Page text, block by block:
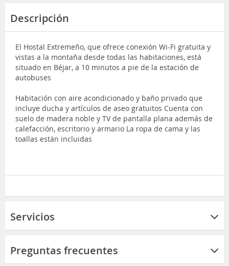
Descripción
El Hostal Extremeño, que ofrece conexión Wi-Fi gratuita y
vistas a la montaña desde todas las habitaciones, está
situado en Béjar, a 10 minutos a pie de la estación de
autobuses
Habitación con aire acondicionado y baño privado que
incluye ducha y artículos de aseo gratuitos Cuenta con
suelo de madera noble y TV de pantalla plana además de
calefacción, escritorio y armario La ropa de cama y las
toallas están incluidas
Servicios
Preguntas frecuentes